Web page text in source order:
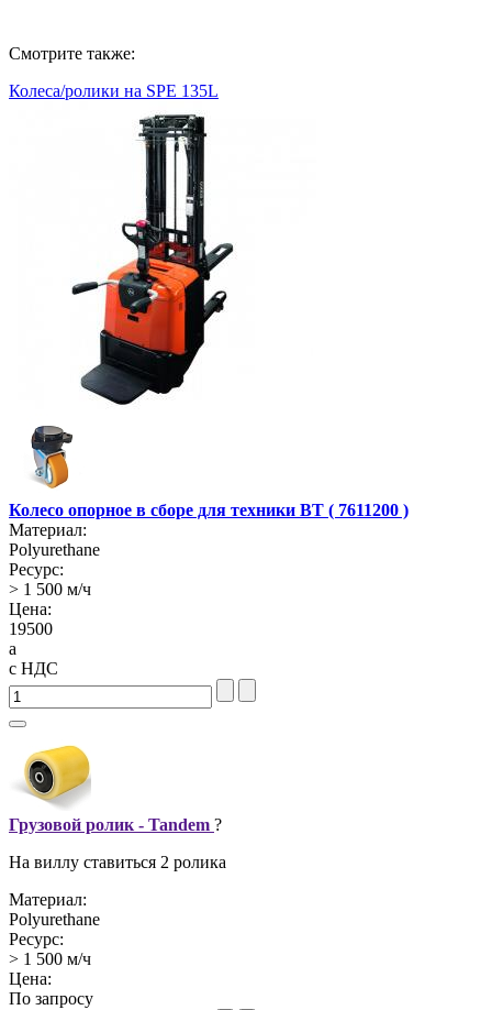
Смотрите также:
Колеса/ролики на SPE 135L
Колесо опорное в сборе для техники BT ( 7611200 )
Материал:
Polyurethane
Ресурс:
> 1 500 м/ч
Цена:
19500
a
с НДС
Грузовой ролик - Tandem ?
На виллу ставиться 2 ролика
Материал:
Polyurethane
Ресурс:
> 1 500 м/ч
Цена:
По запросу